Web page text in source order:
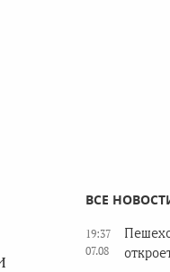
ВСЕ
19:37
07.08